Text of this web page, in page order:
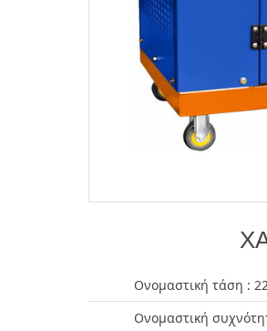
Ονομαστική τάση :
Ονομαστική